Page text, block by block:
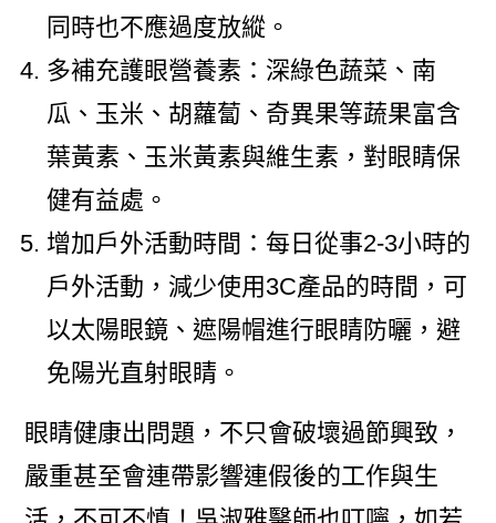
同時也不應過度放縱。
多補充護眼營養素：深綠色蔬菜、南
瓜、玉米、胡蘿蔔、奇異果等蔬果富含
葉黃素、玉米黃素與維生素，對眼睛保
健有益處。
增加戶外活動時間：每日從事2-3小時的
戶外活動，減少使用3C產品的時間，可
以太陽眼鏡、遮陽帽進行眼睛防曬，避
免陽光直射眼睛。
眼睛健康出問題，不只會破壞過節興致，
嚴重甚至會連帶影響連假後的工作與生